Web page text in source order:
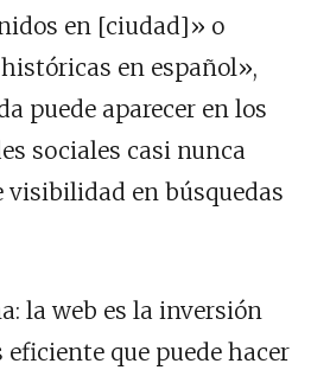
en [ciudad]» o
en español»,
puede aparecer en los
sociales casi nunca
visibilidad en búsquedas
la web es la inversión
eficiente que puede hacer